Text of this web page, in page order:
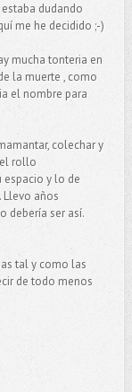
dudando
me he decidido ;-)
mucha tonteria en
la muerte , como
el nombre para
colechar y
rollo
espacio y lo de
años
debería ser así.
tal y como las
de todo menos